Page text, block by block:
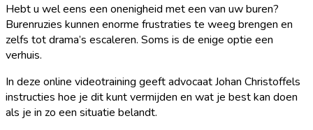
Hebt u wel eens een onenigheid met een van uw buren?
Burenruzies kunnen enorme frustraties te weeg brengen en
zelfs tot drama’s escaleren. Soms is de enige optie een
verhuis.
In deze online videotraining geeft advocaat Johan Christoffels
instructies hoe je dit kunt vermijden en wat je best kan doen
als je in zo een situatie belandt.